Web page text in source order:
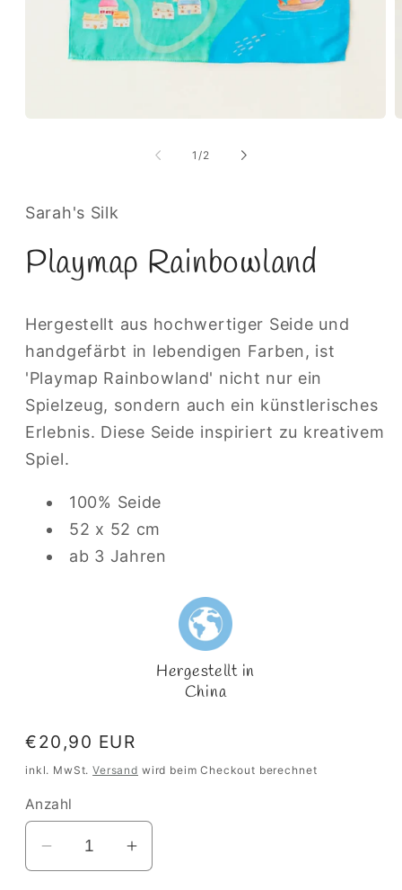
1 /von
2
Sarah's Silk
Playmap Rainbowland
Hergestellt aus hochwertiger Seide und
handgefärbt in lebendigen Farben, ist
'Playmap Rainbowland' nicht nur ein
Spielzeug, sondern auch ein künstlerisches
Erlebnis. Diese Seide inspiriert zu kreativem
Spiel.
100% Seide
52 x 52 cm
ab 3 Jahren
Hergestellt in
China
Normaler
Preis
€20,90 EUR
inkl. MwSt.Versand wird beim Checkout berechnet
Anzahl
VerringereErhöhe